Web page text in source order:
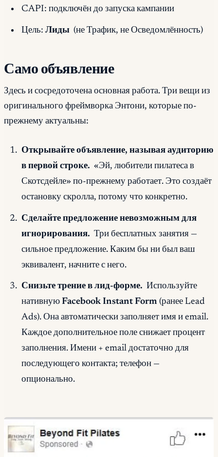
CAPI: подключён до запуска кампании
Цель: Лиды (не Трафик, не Осведомлённость)
Само объявление
Здесь и сосредоточена основная работа. Три вещи из
оригинального фреймворка Энтони, которые по-
прежнему актуальны:
Открывайте объявление, называя аудиторию
в первой строке. «Эй, любители пилатеса в
Скотсдейле» по-прежнему работает. Это создаёт
остановку скролла, потому что конкретно.
Сделайте предложение невозможным для
игнорирования. Три бесплатных занятия —
сильное предложение. Каким бы ни был ваш
эквивалент, начните с него.
Снизьте трение в лид-форме. Используйте
нативную Facebook Instant Form(ранее Lead
Ads). Она автоматически заполняет имя и email.
Каждое дополнительное поле снижает процент
заполнения. Имени + email достаточно для
последующего контакта; телефон —
опционально.